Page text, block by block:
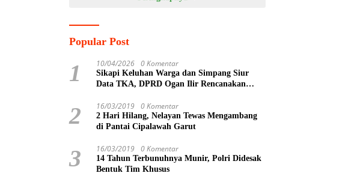
Popular Post
1 10/04/2026 0 Komentar
Sikapi Keluhan Warga dan Simpang Siur
Data TKA, DPRD Ogan Ilir Rencanakan
2 16/03/2019 0 Komentar
2 Hari Hilang, Nelayan Tewas Mengambang
di Pantai Cipalawah Garut
3 16/03/2019 0 Komentar
14 Tahun Terbunuhnya Munir, Polri Didesak
Bentuk Tim Khusus